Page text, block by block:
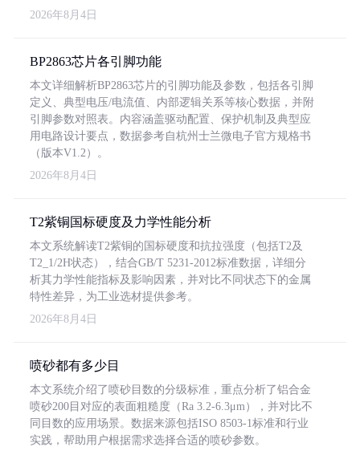
2026年8月4日
BP2863芯片各引脚功能
本文详细解析BP2863芯片的引脚功能及参数，包括各引脚
定义、典型电压/电流值、内部逻辑关系等核心数据，并附
引脚参数对照表。内容涵盖驱动配置、保护机制及典型应
用电路设计要点，数据参考自杭州士兰微电子官方规格书
（版本V1.2）。
2026年8月4日
T2紫铜国标硬度及力学性能分析
本文系统解读T2紫铜的国标硬度和抗拉强度（包括T2及
T2_1/2H状态），结合GB/T 5231-2012标准数据，详细分
析其力学性能指标及影响因素，并对比不同状态下的金属
特性差异，为工业选材提供参考。
2026年8月4日
喷砂都有多少目
本文系统介绍了喷砂目数的分级标准，重点分析了铝合金
喷砂200目对应的表面粗糙度（Ra 3.2-6.3μm），并对比不
同目数的应用场景。数据来源包括ISO 8503-1标准和行业
实践，帮助用户根据需求选择合适的喷砂参数。